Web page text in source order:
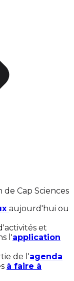
Cap Sciences
aujourd'hui ou
et
l'application
de l'agenda
à faire à